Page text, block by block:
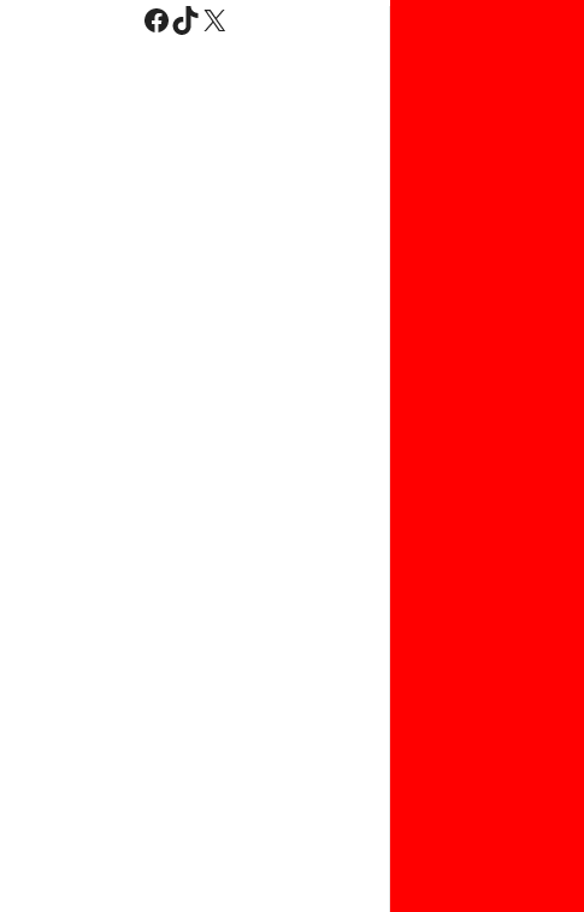
Facebook
TikTok
X